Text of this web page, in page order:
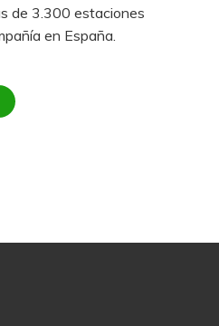
de 3.300 estaciones
en España.